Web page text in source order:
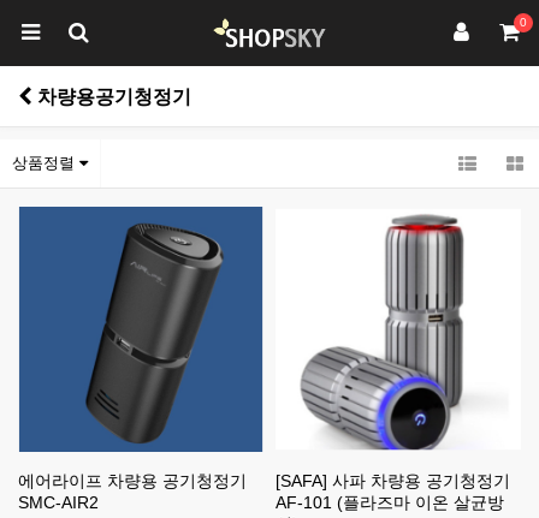
0
차량용공기청정기
상품정렬
에어라이프 차량용 공기청정기
SMC-AIR2
[SAFA] 사파 차량용 공기청정기
AF-101 (플라즈마 이온 살균방